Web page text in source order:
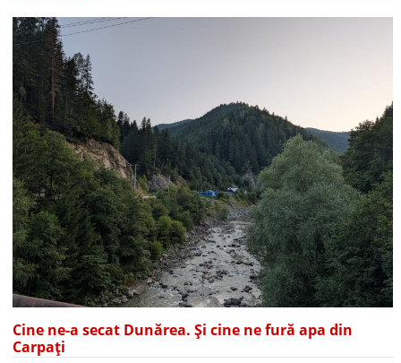
Cine ne-a secat Dunărea. Și cine ne fură apa din
Carpați